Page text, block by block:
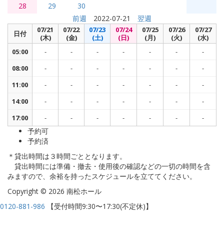
28
29
30
前週
2022-07-21 翌週
日付
07/21
(木)
07/22
(金)
07/23
(土)
07/24
(日)
07/25
(月)
07/26
(火)
07/27
(水)
05:00
- - - - - -
-
08:00
- - - - - -
-
11:00
- - - - - -
-
14:00
- - - - - -
-
17:00
- - - - - - -
予約可
予約済
＊貸出時間は３時間ごととなります。
貸出時間には準備・撤去・使用後の確認などの一切の時間を含
みますので、余裕を持ったスケジュールを立ててください。
Copyright © 2026 南松ホール
0120-881-986
【受付時間9:30〜17:30(不定休)】